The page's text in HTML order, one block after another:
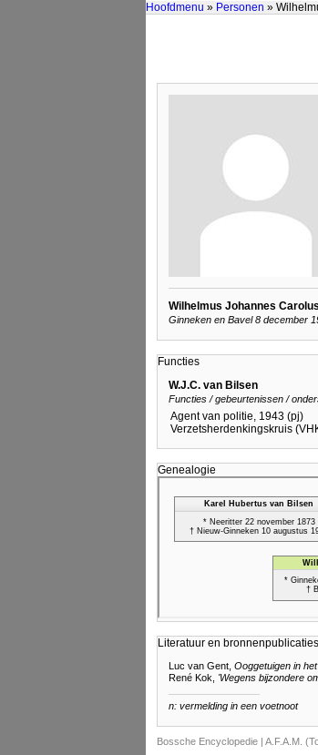
Hoofdmenu » Personen »
Wilhelmus Johannes
Ginneken en Bavel 8 december
Functies
W.J.C. van Bilsen
Functies / gebeurtenissen /
Agent van politie, 1943 (pj)
Verzetsherdenkingskruis
Genealogie
Literatuur en bronnenpublicaties
Luc van Gent, Ooggetuigen in
René Kok, 'Wegens bijzondere
n: vermelding in een voetnoot
Bossche Encyclopedie | A.F.A.M.